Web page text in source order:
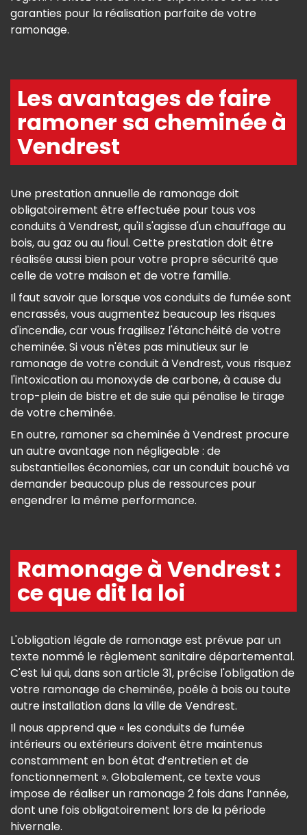
garanties pour la réalisation parfaite de votre
ramonage.
Les avantages de faire
ramoner sa cheminée à
Vendrest
Une prestation annuelle de ramonage doit
obligatoirement être effectuée pour tous vos
conduits à Vendrest, qu'il s'agisse d'un chauffage au
bois, au gaz ou au fioul. Cette prestation doit être
réalisée aussi bien pour votre propre sécurité que
celle de votre maison et de votre famille.
Il faut savoir que lorsque vos conduits de fumée sont
encrassés, vous augmentez beaucoup les risques
d'incendie, car vous fragilisez l'étanchéité de votre
cheminée. Si vous n'êtes pas minutieux sur le
ramonage de votre conduit à Vendrest, vous risquez
l'intoxication au monoxyde de carbone, à cause du
trop-plein de bistre et de suie qui pénalise le tirage
de votre cheminée.
En outre, ramoner sa cheminée à Vendrest procure
un autre avantage non négligeable : de
substantielles économies, car un conduit bouché va
demander beaucoup plus de ressources pour
engendrer la même performance.
Ramonage à Vendrest :
ce que dit la loi
L'obligation légale de ramonage est prévue par un
texte nommé le règlement sanitaire départemental.
C'est lui qui, dans son article 31, précise l'obligation de
votre ramonage de cheminée, poêle à bois ou toute
autre installation dans la ville de Vendrest.
Il nous apprend que « les conduits de fumée
intérieurs ou extérieurs doivent être maintenus
constamment en bon état d’entretien et de
fonctionnement ». Globalement, ce texte vous
impose de réaliser un ramonage 2 fois dans l’année,
dont une fois obligatoirement lors de la période
hivernale.